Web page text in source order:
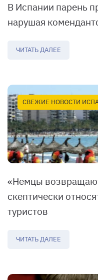
В Испании парень
нарушая
ЧИТАТЬ ДАЛЕЕ
СВЕЖИЕ НОВОСТИ
«Немцы
скептически
туристов
ЧИТАТЬ ДАЛЕЕ